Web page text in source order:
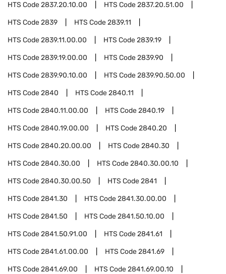
HTS Code2837.20.10.00 HTS Code2837.20.51.00
HTS Code2839 HTS Code2839.11
HTS Code2839.11.00.00 HTS Code2839.19
HTS Code2839.19.00.00 HTS Code2839.90
HTS Code2839.90.10.00 HTS Code2839.90.50.00
HTS Code2840 HTS Code2840.11
HTS Code2840.11.00.00 HTS Code2840.19
HTS Code2840.19.00.00 HTS Code2840.20
HTS Code2840.20.00.00 HTS Code2840.30
HTS Code2840.30.00 HTS Code2840.30.00.10
HTS Code2840.30.00.50 HTS Code2841
HTS Code2841.30 HTS Code2841.30.00.00
HTS Code2841.50 HTS Code2841.50.10.00
HTS Code2841.50.91.00 HTS Code2841.61
HTS Code2841.61.00.00 HTS Code2841.69
HTS Code2841.69.00 HTS Code2841.69.00.10